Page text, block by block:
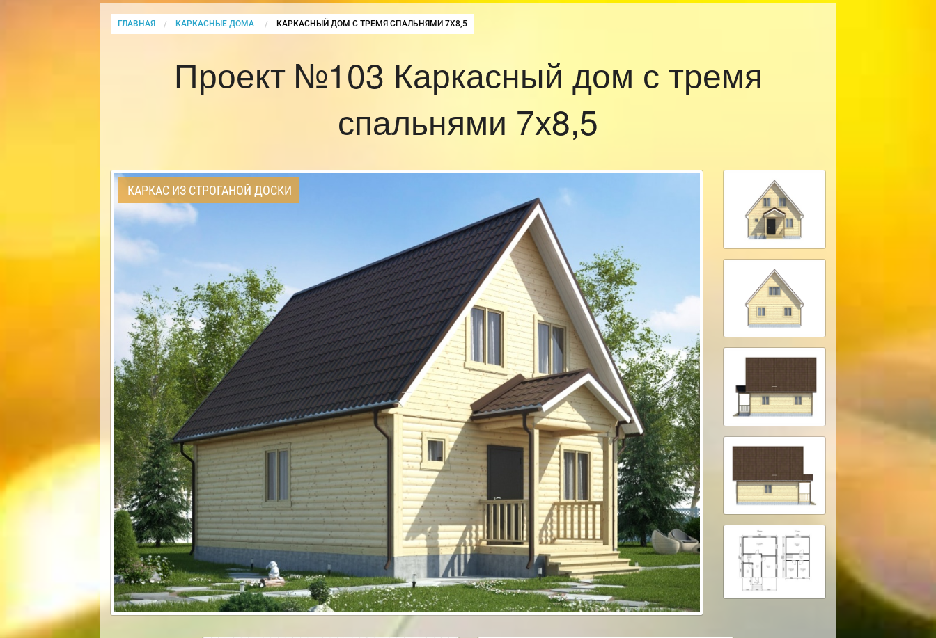
ГЛАВНАЯ КАРКАСНЫЕ ДОМА CURRENT:
КАРКАСНЫЙ ДОМ С ТРЕМЯ СПАЛЬНЯМИ 7Х8,5
Проект №103 Каркасный дом с тремя
спальнями 7х8,5
КАРКАС ИЗ СТРОГАНОЙ ДОСКИ